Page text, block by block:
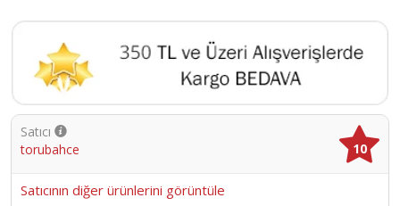
Satıcı
torubahce
10
Satıcının diğer ürünlerini görüntüle